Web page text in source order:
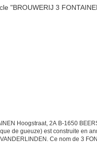
Hoogstraat, 2A B-1650
de gueuze) est construite en
Ce nom de 3